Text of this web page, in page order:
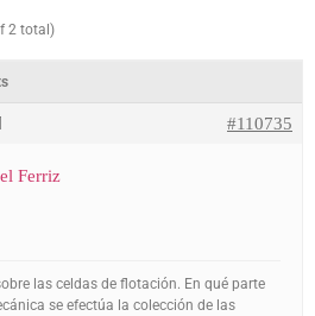
2 total)
#110735
Ferriz
las celdas de flotación. En qué parte
se efectúa la colección de las